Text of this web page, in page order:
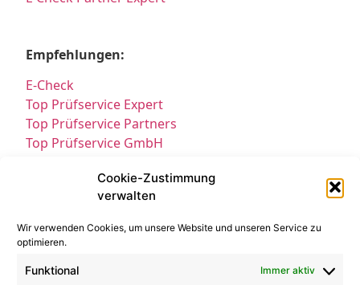
Cookie-Zustimmung
verwalten
Wir verwenden Cookies, um unsere Website und unseren Service zu
optimieren.
Funktional Immer aktiv
Empfehlungen:
E-Check
Top Prüfservice Expert
Top Prüfservice Partners
Top Prüfservice GmbH
Sicherheitsprüfungen Partners
Sicherheitsprüfungen Expert
Prüfung E-Check Expert
Prüfung elektrischer Anlagen